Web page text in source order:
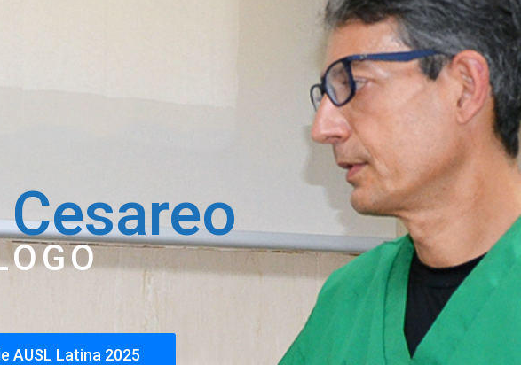
AUSL Latina 2025